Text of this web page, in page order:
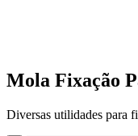
Mola Fixação
Diversas utilidades para